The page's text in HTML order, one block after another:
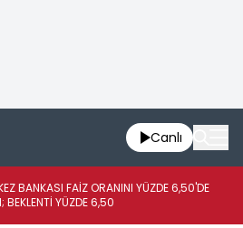
Canlı
BANKASI FAİZ ORANINI YÜZDE 6,50'DE
BEKLENTİ YÜZDE 6,50